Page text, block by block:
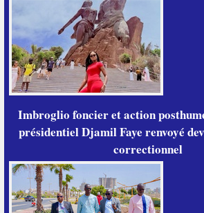
Imbroglio foncier et action
présidentiel Djamil Faye renvoyé
correctionnel